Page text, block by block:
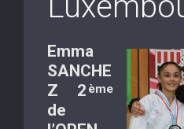
Emma
SANCHE
Z 2 ème
de